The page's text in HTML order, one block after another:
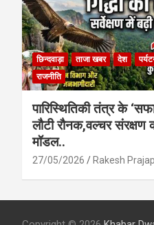
छिन्दवाड़ा ताजा खबर देश
राजनीति
पारिस्थितिकी तंत्र के
लौटी रौनक,वल्चर संरक्षण
मॉडल..
27/05/2026 Rakesh